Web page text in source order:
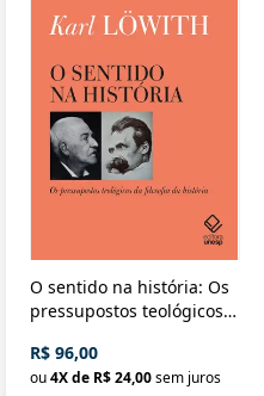
O sentido na história: Os
pressupostos teológicos
R$ 96,00
ou 4X de R$ 24,00 sem juros